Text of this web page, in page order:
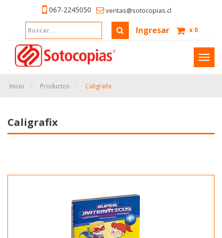
067-2245050 ventas@sotocopias.cl
Ingresar x 0
Inicio Productos Caligrafix
Caligrafix